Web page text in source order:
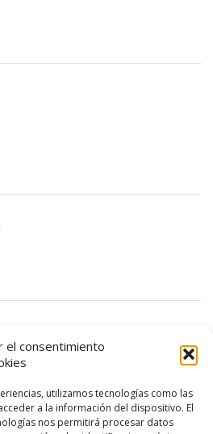
el consentimiento
utilizamos tecnologías como las
a la información del dispositivo. El
nos permitirá procesar datos